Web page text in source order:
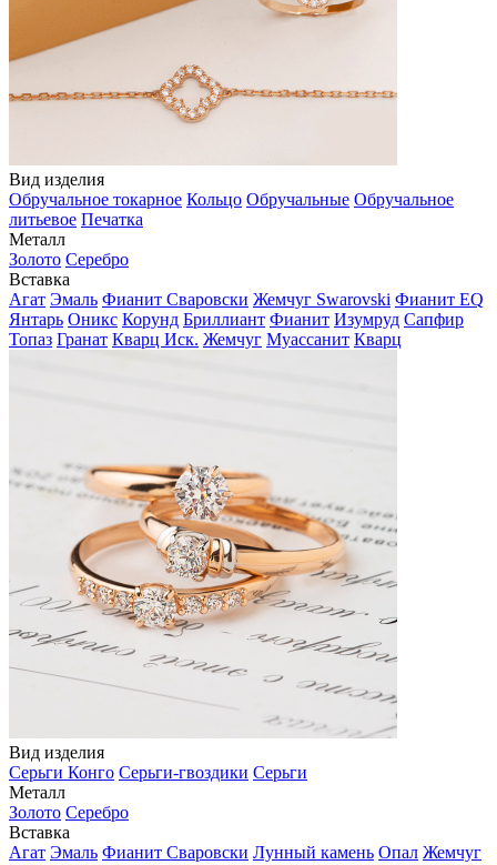
Вид изделия
Обручальное токарное Кольцо Обручальные Обручальное
литьевое Печатка
Металл
Золото Серебро
Вставка
Агат Эмаль Фианит Сваровски Жемчуг Swarovski Фианит EQ
Янтарь Оникс Корунд Бриллиант Фианит Изумруд Сапфир
Топаз Гранат Кварц Иск. Жемчуг Муассанит Кварц
Вид изделия
Серьги Конго Серьги-гвоздики Серьги
Металл
Золото Серебро
Вставка
Агат Эмаль Фианит Сваровски Лунный камень Опал Жемчуг